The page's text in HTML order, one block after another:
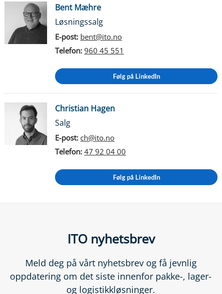
Bent Mæhre
Løsningssalg
E-post: bent@ito.no
Telefon: 960 45 551
Følg på LinkedIn
Christian Hagen
Salg
E-post: ch@ito.no
Telefon: 47 92 04 00
Følg på LinkedIn
ITO nyhetsbrev
Meld deg på vårt nyhetsbrev og få jevnlig
oppdatering om det siste innenfor pakke-, lager-
og logistikkløsninger.